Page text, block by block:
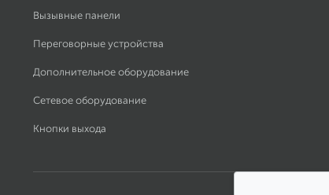
Вызывные панели
Переговорные устройства
Дополнительное оборудование
Сетевое оборудование
Кнопки выхода